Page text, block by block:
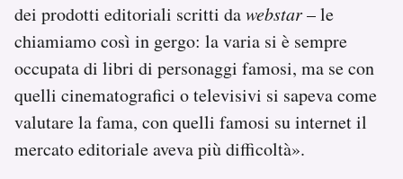
dei prodotti editoriali scritti dawebstar– le
chiamiamo così in gergo: la varia si è sempre
occupata di libri di personaggi famosi, ma se con
quelli cinematografici o televisivi si sapeva come
valutare la fama, con quelli famosi su internet il
mercato editoriale aveva più difficoltà».